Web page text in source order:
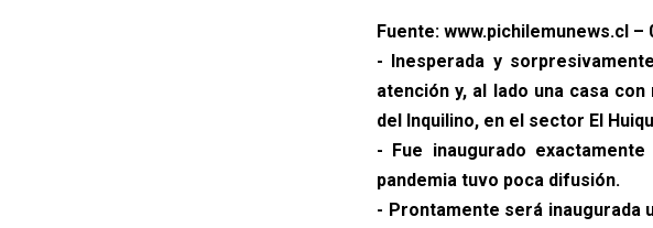
Fuente: www.pichilemunews.cl –
- Inesperada y
atención y, al lado una casa
del Inquilino, en el sector El
- Fue inaugurado
pandemia tuvo poca difusión.
- Prontamente será inaugurada